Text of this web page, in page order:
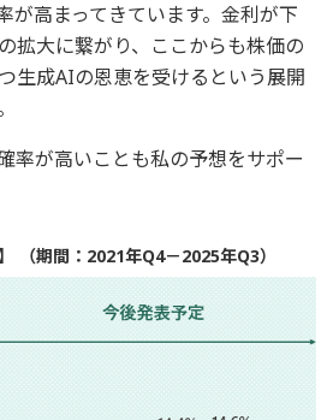
が高まってきています。金利が下
拡大に繋がり、ここからも株価の
生成AIの恩恵を受けるという展開
率が高いことも私の予想をサポー
（期間：2021年Q4－2025年Q3）